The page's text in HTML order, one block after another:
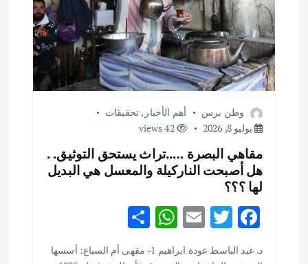
وطن برس أهم الأخبار , تحقيقات
يوليو 8, 2026
42 views
مقاهي البصرة …..تراث يستحق التوثيق. .
هل أصبحت الناركيلة والمعسل هي البديل
لها ؟؟؟
F
ac
T
E
m
W
h
S
h
د. عبد الباسط عودة ابراهيم 1- مقهى أم السباع: أسسها
ثقافة وفنون
اختتام ورشة السينوغرافيا في مدينة كلباء الاماراتية